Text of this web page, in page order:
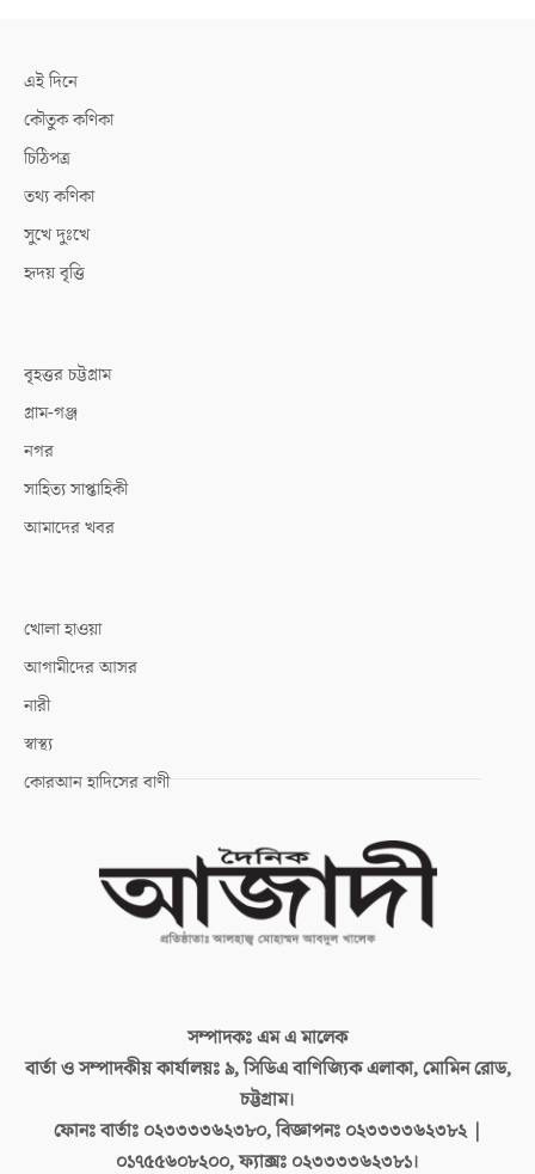
এই দিনে
কৌতুক কণিকা
চিঠিপত্র
তথ্য কণিকা
সুখে দুঃখে
হৃদয় বৃত্তি
বৃহত্তর চট্টগ্রাম
গ্রাম-গঞ্জ
নগর
সাহিত্য সাপ্তাহিকী
আমাদের খবর
খোলা হাওয়া
আগামীদের আসর
নারী
স্বাস্থ্য
কোরআন হাদিসের বাণী
সম্পাদকঃএম এ মালেক
বার্তা ও সম্পাদকীয় কার্যালয়ঃ৯, সিডিএ বাণিজ্যিক এলাকা, মোমিন রোড,
চট্টগ্রাম।
ফোনঃ বার্তাঃ ০২৩৩৩৩৬২৩৮০, বিজ্ঞাপনঃ ০২৩৩৩৩৬২৩৮২ |
০১৭৫৫৬০৮২০০, ফ্যাক্সঃ ০২৩৩৩৩৬২৩৮১।